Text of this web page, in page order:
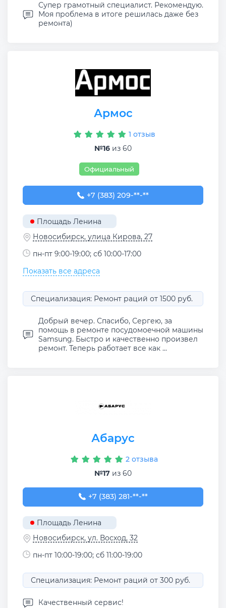
Супер грамотный специалист. Рекомендую.
Моя проблема в итоге решилась даже без
ремонта)
Армос
1 отзыв
№16 из 60
Официальный
+7 (383) 209-02-30
+7 (383) 209-**-**
Площадь Ленина
Новосибирск, улица Кирова, 27
пн-пт 9:00-19:00; сб 10:00-17:00
Показать все адреса
Специализация: Ремонт раций от 1500 руб.
Добрый вечер. Спасибо, Сергею, за
помощь в ремонте посудомоечной машины
Samsung. Быстро и качественно произвел
ремонт. Теперь работает все как ...
Абарус
2 отзыва
№17 из 60
+7 (383) 281-99-01
+7 (383) 281-**-**
Площадь Ленина
Новосибирск, ул. Восход, 32
пн-пт 10:00-19:00; сб 11:00-19:00
Специализация: Ремонт раций от 300 руб.
Качественный сервис!